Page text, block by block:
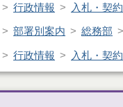
行政情報 入札・契約
部署別案内 総務部
行政情報 入札・契約